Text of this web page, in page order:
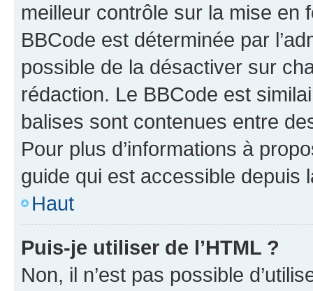
meilleur contrôle sur la mise en
BBCode est déterminée par
possible de la désactiver sur
rédaction. Le BBCode est
balises sont contenues entre
Pour plus d’informations à
guide qui est accessible depuis
Haut
Puis-je utiliser de l’HTML ?
Non, il n’est pas possible